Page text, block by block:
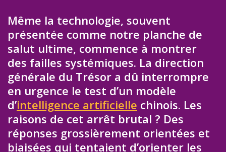
Même la technologie, souvent
présentée comme notre planche de
salut ultime, commence à montrer
des failles systémiques. La direction
générale du Trésor a dû interrompre
en urgence le test d’un modèle
d’intelligence artificielle chinois. Les
raisons de cet arrêt brutal ? Des
réponses grossièrement orientées et
biaisées qui tentaient d’orienter les